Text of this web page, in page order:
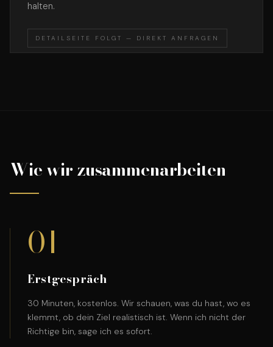
halten.
DETAILSEITE FOLGT — DIREKT ANFRAGEN
Wie wir zusammenarbeiten
01
Erstgespräch
30 Minuten, kostenlos. Wir schauen, was du hast, wo es
klemmt, ob dein Ziel realistisch ist. Wenn ich nicht der
Richtige bin, sage ich es sofort.